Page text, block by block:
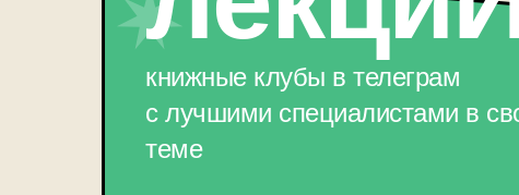
книжные клубы в телеграм
с лучшими специалистами в
теме